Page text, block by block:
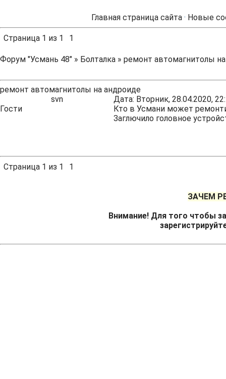
Главная страница сайта · Новые
Страница 1 из 1 1
Форум "Усмань 48" » Болталка » ремонт автомагнитолы
ремонт автомагнитолы на андроиде
svn
Дата: Вторник, 28.04.2020,
Гости
Кто в Усмани может
Заглючило головное
Страница 1 из 1 1
ЗАЧЕМ
Внимание! Для того чтобы